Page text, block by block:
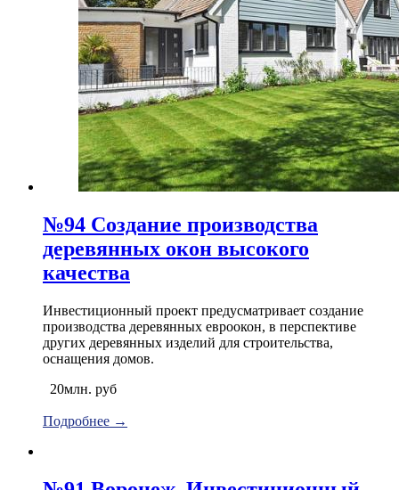
№94 Создание производства
деревянных окон высокого
качества
Инвестиционный проект предусматривает создание
производства деревянных евроокон, в перспективе
других деревянных изделий для строительства,
оснащения домов.
20млн. руб
Подробнее →